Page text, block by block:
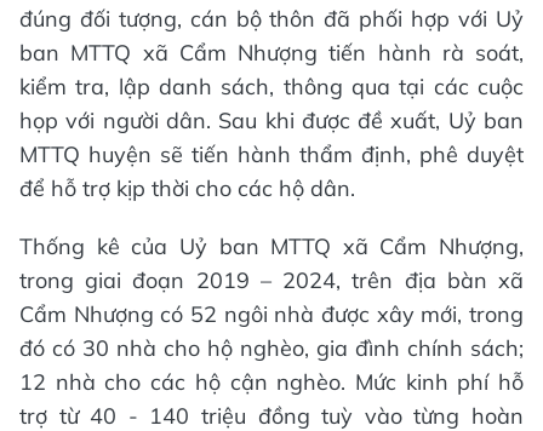
đúng đối tượng, cán bộ thôn đã phối hợp với Uỷ
ban MTTQ xã Cẩm Nhượng tiến hành rà soát,
kiểm tra, lập danh sách, thông qua tại các cuộc
họp với người dân. Sau khi được đề xuất, Uỷ ban
MTTQ huyện sẽ tiến hành thẩm định, phê duyệt
để hỗ trợ kịp thời cho các hộ dân.
Thống kê của Uỷ ban MTTQ xã Cẩm Nhượng,
trong giai đoạn 2019 – 2024, trên địa bàn xã
Cẩm Nhượng có 52 ngôi nhà được xây mới, trong
đó có 30 nhà cho hộ nghèo, gia đình chính sách;
12 nhà cho các hộ cận nghèo. Mức kinh phí hỗ
trợ từ 40 - 140 triệu đồng tuỳ vào từng hoàn